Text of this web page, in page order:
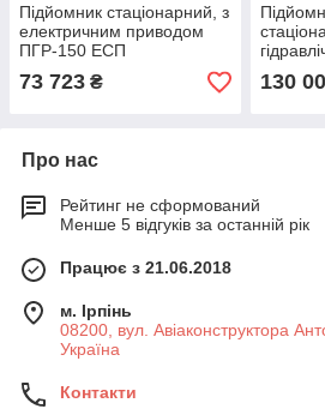
Підйомник стаціонарний, з
електричним приводом
ПГР-150 ЕСП
73 723 ₴
для
130
Про нас
Рейтинг не сформований
Менше 5 відгуків за останній рік
Працює з 21.06.2018
м. Ірпінь
08200, вул. Авіаконструктора
Україна
Контакти